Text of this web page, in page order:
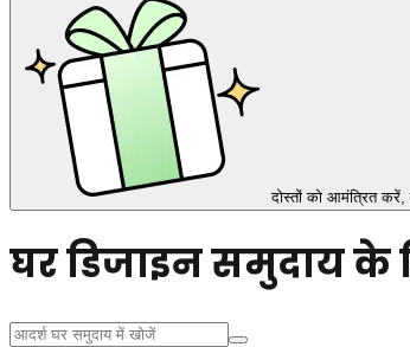
दोस्तों को आमंत्रित करें,
घर डिजाइन समुदाय के